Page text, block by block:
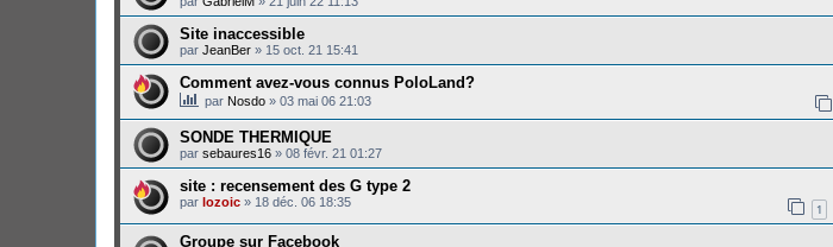
Site inaccessible
par JeanBer » 15 oct. 21 15:41
Comment avez-vous connus PoloLand?
par Nosdo » 03 mai 06 21:03
SONDE THERMIQUE
par sebaures16 » 08 févr. 21 01:27
site : recensement des G type 2
par lozoic » 18 déc. 06 18:35 1
Groupe sur Facebook